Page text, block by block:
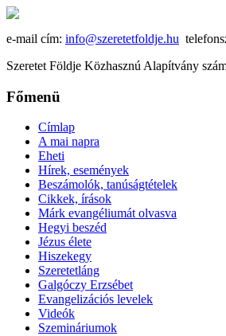
e-mail cím: info@szeretetfoldje.hu
Szeretet Földje Közhasznú Alapítvány
Főmenü
Címlap
A mai napra
Eheti
Hírek, események
Beszámolók, tanúságtételek
Cikkek, írások
Márk evangéliumát olvasva
Hegyi beszéd
Jézus élete
Hiszekegy
Szeretetláng
Galgóczy Erzsébet
Evangelizációs levelek
Videók
Szemináriumok